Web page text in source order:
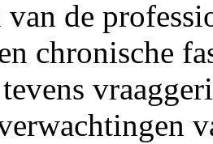
de
chronische